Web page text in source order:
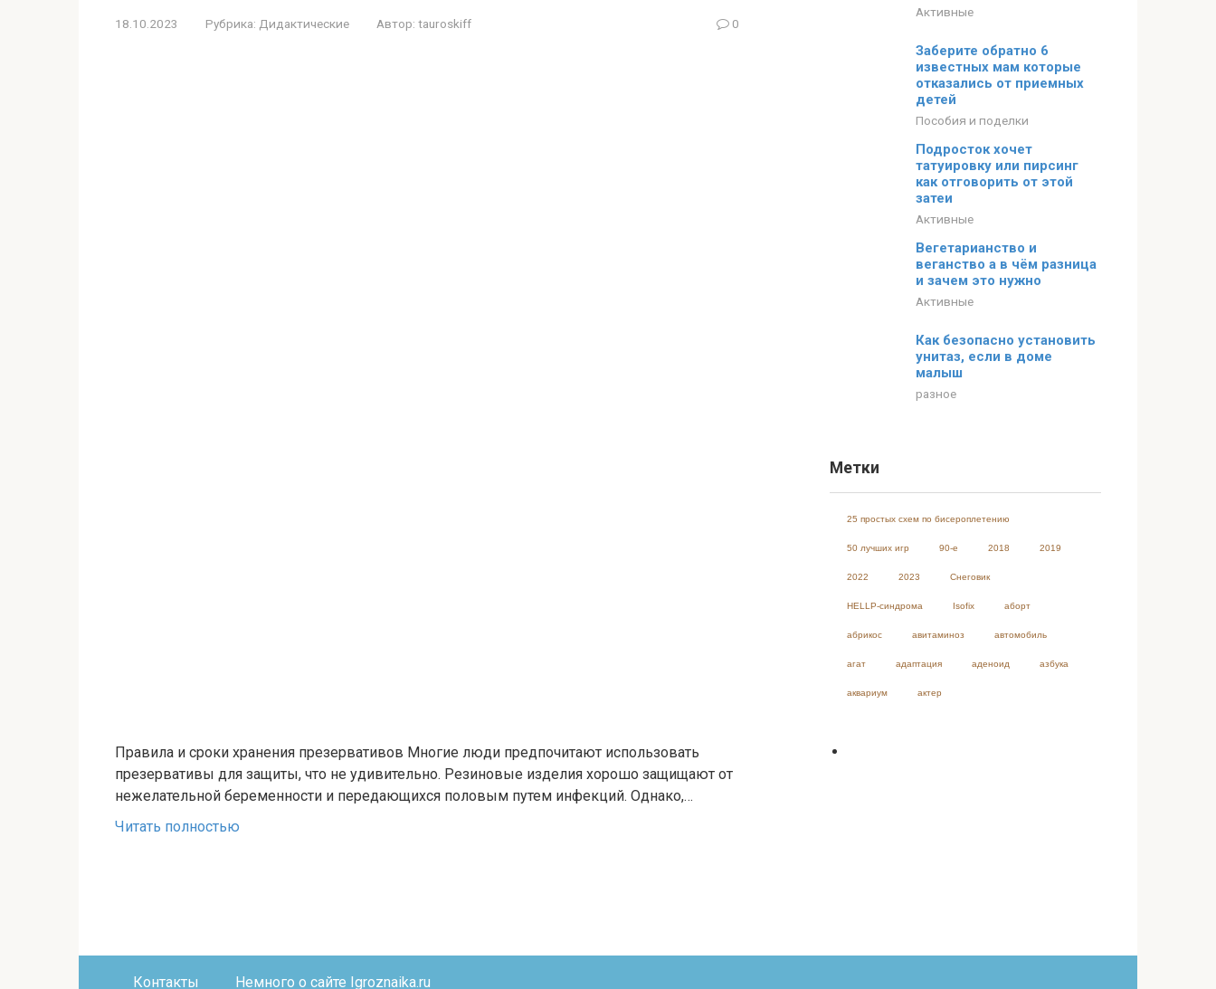
18.10.2023 Рубрика: Дидактические Автор: tauroskiff 0
Правила и сроки хранения презервативов Многие люди предпочитают использовать
презервативы для защиты, что не удивительно. Резиновые изделия хорошо защищают от
нежелательной беременности и передающихся половым путем инфекций. Однако,…
Читать полностью
Активные
Заберите обратно 6
известных мам которые
отказались от приемных
детей
Пособия и поделки
Подросток хочет
татуировку или пирсинг
как отговорить от этой
затеи
Активные
Вегетарианство и
веганство а в чём разница
и зачем это нужно
Активные
Как безопасно установить
унитаз, если в доме
малыш
разное
Метки
25 простых схем по бисероплетению
50 лучших игр 90-е 2018 2019
2022 2023 Cнеговик
HELLP-синдрома Isofix аборт
абрикос авитаминоз автомобиль
агат адаптация аденоид азбука
аквариум актер
Контакты Немного о сайте Igroznaika.ru